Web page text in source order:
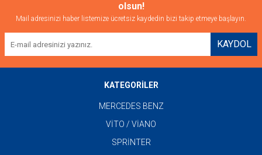
olsun!
Mail adresinizi haber listemize ücretsiz kaydedin bizi takip etmeye başlayın.
KAYDOL
KATEGORİLER
MERCEDES BENZ
VİTO / VİANO
SPRİNTER